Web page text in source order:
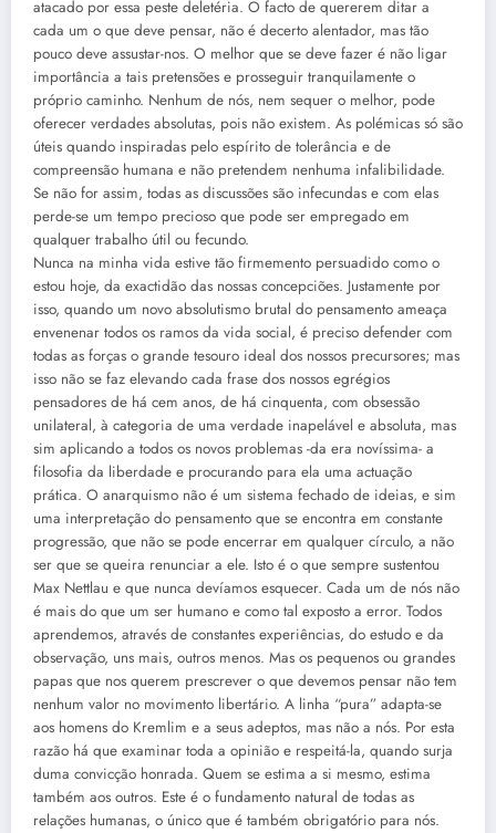
atacado por essa peste deletéria. O facto de quererem ditar a
cada um o que deve pensar, não é decerto alentador, mas tão
pouco deve assustar-nos. O melhor que se deve fazer é não ligar
importância a tais pretensões e prosseguir tranquilamente o
próprio caminho. Nenhum de nós, nem sequer o melhor, pode
oferecer verdades absolutas, pois não existem. As polémicas só são
úteis quando inspiradas pelo espírito de tolerância e de
compreensão humana e não pretendem nenhuma infalibilidade.
Se não for assim, todas as discussões são infecundas e com elas
perde-se um tempo precioso que pode ser empregado em
qualquer trabalho útil ou fecundo.
Nunca na minha vida estive tão firmemento persuadido como o
estou hoje, da exactidão das nossas concepciões. Justamente por
isso, quando um novo absolutismo brutal do pensamento ameaça
envenenar todos os ramos da vida social, é preciso defender com
todas as forças o grande tesouro ideal dos nossos precursores; mas
isso não se faz elevando cada frase dos nossos egrégios
pensadores de há cem anos, de há cinquenta, com obsessão
unilateral, à categoria de uma verdade inapelável e absoluta, mas
sim aplicando a todos os novos problemas -da era novíssima- a
filosofia da liberdade e procurando para ela uma actuação
prática. O anarquismo não é um sistema fechado de ideias, e sim
uma interpretação do pensamento que se encontra em constante
progressão, que não se pode encerrar em qualquer círculo, a não
ser que se queira renunciar a ele. Isto é o que sempre sustentou
Max Nettlau e que nunca devíamos esquecer. Cada um de nós não
é mais do que um ser humano e como tal exposto a error. Todos
aprendemos, através de constantes experiências, do estudo e da
observação, uns mais, outros menos. Mas os pequenos ou grandes
papas que nos querem prescrever o que devemos pensar não tem
nenhum valor no movimento libertário. A linha “pura” adapta-se
aos homens do Kremlim e a seus adeptos, mas não a nós. Por esta
razão há que examinar toda a opinião e respeitá-la, quando surja
duma convicção honrada. Quem se estima a si mesmo, estima
também aos outros. Este é o fundamento natural de todas as
relações humanas, o único que é também obrigatório para nós.